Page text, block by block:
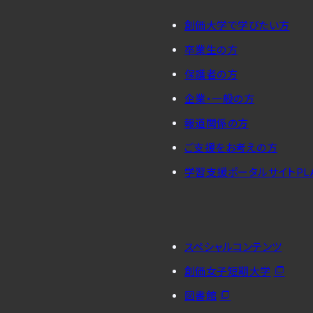
創価大学で学びたい方
卒業生の方
保護者の方
企業・一般の方
報道関係の方
ご支援をお考えの方
学習支援ポータルサイト
スペシャルコンテンツ
創価女子短期大学
図書館